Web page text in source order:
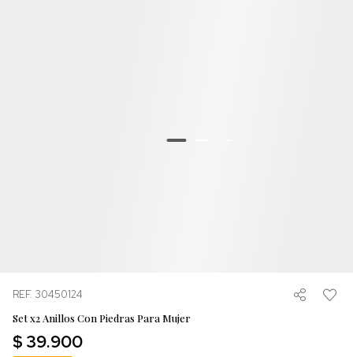
REF. 30450124
Set x2 Anillos Con Piedras Para Mujer
$ 39.900